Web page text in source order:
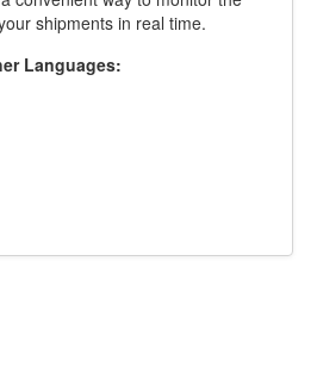
shipments in real time.
Languages: